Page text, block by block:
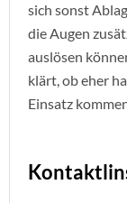
sich sonst
die Augen
auslösen
klärt, ob eher
Einsatz